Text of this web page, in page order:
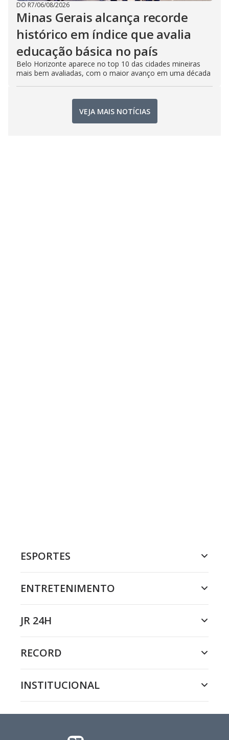
DO R7/06/08/2026
Minas Gerais alcança recorde
histórico em índice que avalia
educação básica no país
Belo Horizonte aparece no top 10 das cidades mineiras
mais bem avaliadas, com o maior avanço em uma década
VEJA MAIS NOTÍCIAS
ESPORTES
ENTRETENIMENTO
JR 24H
RECORD
INSTITUCIONAL